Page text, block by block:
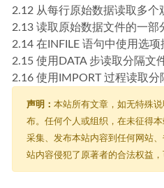
2.12 从每行原始数据读取多个
2.13 读取原始数据文件的一部
2.14 在INFILE 语句中使用选项
2.15 使用DATA 步读取分隔文
2.16 使用IMPORT 过程读取
声明： 本站所有文章，如无特殊
布。任何个人或组织，在未征得
采集、发布本站内容到任何网站
站内容侵犯了原著者的合法权益，